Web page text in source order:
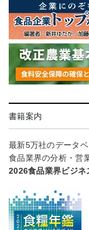
書籍案内
最新5万社のデータベ
食品業界の分析・営
2026食品業界ビジネ